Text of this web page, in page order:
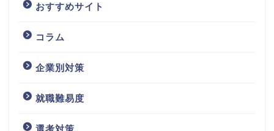
おすすめサイト
コラム
企業別対策
就職難易度
選考対策